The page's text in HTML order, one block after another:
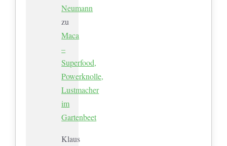
Neumann
zu
Maca
–
Superfood,
Powerknolle,
Lustmacher
im
Gartenbeet
Klaus